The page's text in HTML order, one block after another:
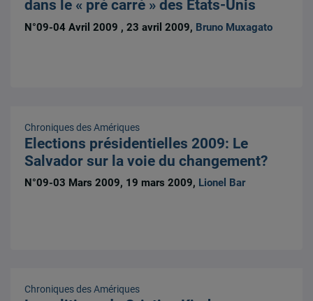
dans le « pré carré » des Etats-Unis
N°09-04 Avril 2009 , 23 avril 2009, Bruno Muxagato
Chroniques des Amériques
Elections présidentielles 2009: Le
Salvador sur la voie du changement?
N°09-03 Mars 2009, 19 mars 2009, Lionel Bar
Chroniques des Amériques